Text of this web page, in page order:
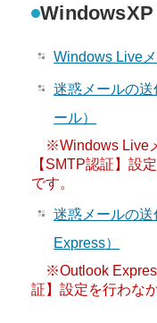
WindowsXP
Windows Live
迷惑メールの
ール）
※Windows Live
【SMTP認証】設
です。
迷惑メールの
Express）
※Outlook
証】設定を行わな